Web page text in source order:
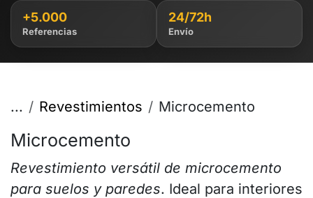
+5.000
Referencias
24/72h
Envío
... Revestimientos Microcemento
Microcemento
Revestimiento versátil de microcemento
para suelos y paredes. Ideal para interiores